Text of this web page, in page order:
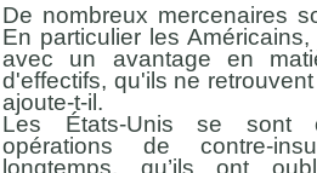
De nombreux mercenaires
En particulier les
avec un avantage en
d'effectifs, qu'ils ne
ajoute-t-il.
Les États-Unis se sont
opérations de contre-
longtemps, qu’ils ont